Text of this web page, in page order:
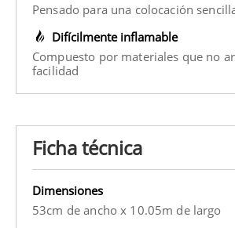
Pensado para una colocación
Difícilmente inflamable
Compuesto por materiales que no
facilidad
Ficha técnica
Dimensiones
53cm de ancho x 10.05m de largo